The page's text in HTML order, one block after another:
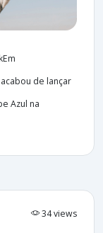
de lançar
Azul na
34 views